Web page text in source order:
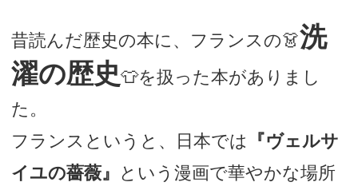
昔読んだ歴史の本に、フランスの👗洗
濯の歴史👕を扱った本がありまし
た。
フランスというと、日本では
『ヴェルサ
イユの薔薇』 という漫画で華やかな場所